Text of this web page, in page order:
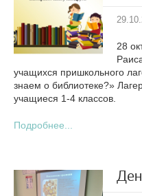
28
учащихся пришкольного
знаем о библиотеке?»
учащиеся 1-4 классов.
Подробнее...